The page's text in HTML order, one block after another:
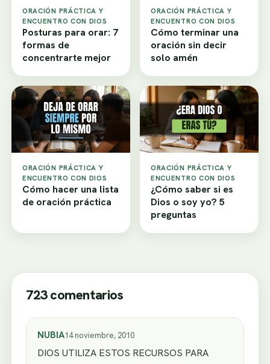
ORACIÓN PRÁCTICA Y
ENCUENTRO CON DIOS
Posturas para orar: 7
formas de
concentrarte mejor
ORACIÓN PRÁCTICA Y
ENCUENTRO CON DIOS
Cómo terminar una
oración sin decir
solo amén
ORACIÓN PRÁCTICA Y
ENCUENTRO CON DIOS
Cómo hacer una lista
de oración práctica
ORACIÓN PRÁCTICA Y
ENCUENTRO CON DIOS
¿Cómo saber si es
Dios o soy yo? 5
preguntas
723 comentarios
NUBIA14 noviembre, 2010
DIOS UTILIZA ESTOS RECURSOS PARA